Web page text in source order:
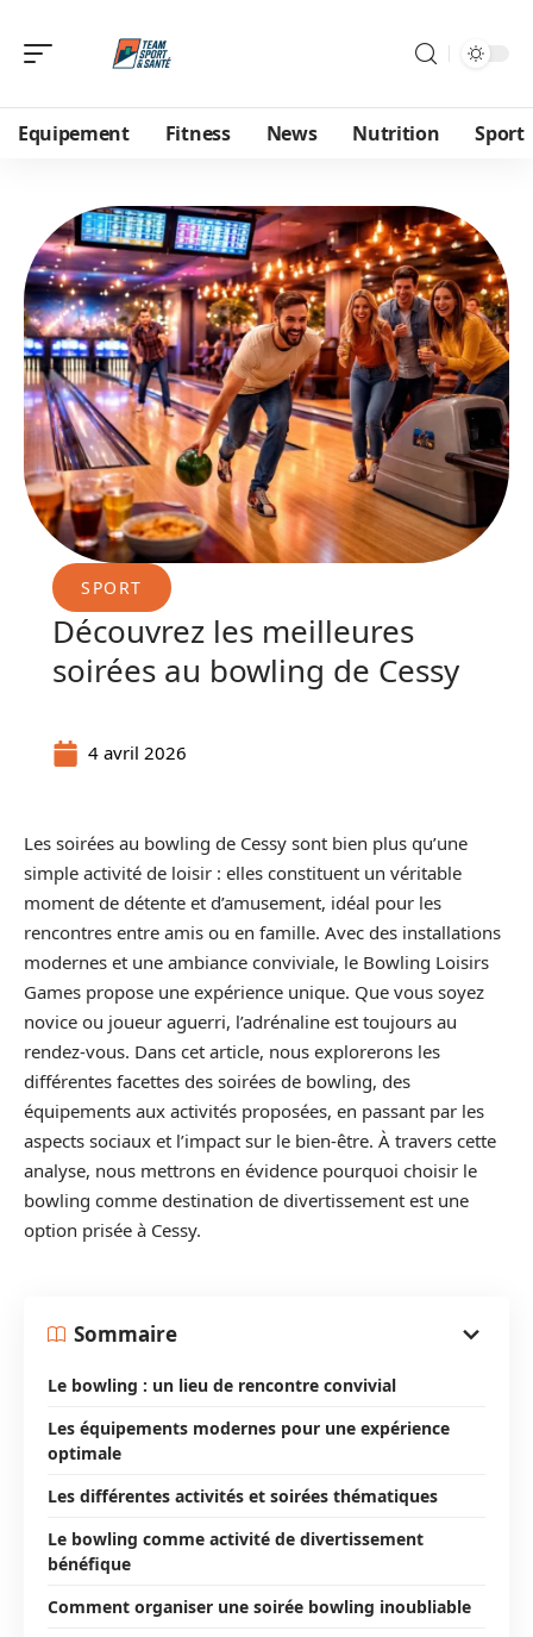
Equipement Fitness News Nutrition Sport
SPORT
Découvrez les meilleures
soirées au bowling de Cessy
4 avril 2026
Les soirées au bowling de Cessy sont bien plus qu’une
simple activité de loisir : elles constituent un véritable
moment de détente et d’amusement, idéal pour les
rencontres entre amis ou en famille. Avec des installations
modernes et une ambiance conviviale, le Bowling Loisirs
Games propose une expérience unique. Que vous soyez
novice ou joueur aguerri, l’adrénaline est toujours au
rendez-vous. Dans cet article, nous explorerons les
différentes facettes des soirées de bowling, des
équipements aux activités proposées, en passant par les
aspects sociaux et l’impact sur le bien-être. À travers cette
analyse, nous mettrons en évidence pourquoi choisir le
bowling comme destination de divertissement est une
option prisée à Cessy.
Sommaire
Le bowling : un lieu de rencontre convivial
Les équipements modernes pour une expérience
optimale
Les différentes activités et soirées thématiques
Le bowling comme activité de divertissement
bénéfique
Comment organiser une soirée bowling inoubliable